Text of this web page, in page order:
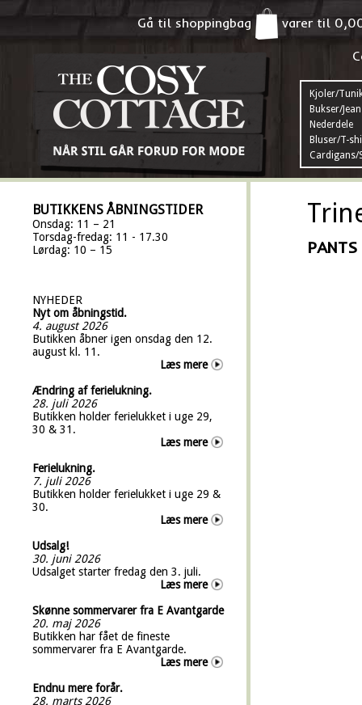
Gå til shoppingbag varer til
Kjoler/
Bukser/
Nederdele
Bluser/T-
Cardigans/
BUTIKKENS ÅBNINGSTIDER
Onsdag: 11 – 21
Torsdag-fredag: 11 - 17.30
Lørdag: 10 – 15
NYHEDER
Nyt om åbningstid.
4. august 2026
Butikken åbner igen onsdag den 12.
august kl. 11.
Læs mere
Ændring af ferielukning.
28. juli 2026
Butikken holder ferielukket i uge 29,
30 & 31.
Læs mere
Ferielukning.
7. juli 2026
Butikken holder ferielukket i uge 29 &
30.
Læs mere
Udsalg!
30. juni 2026
Udsalget starter fredag den 3. juli.
Læs mere
Skønne sommervarer fra E Avantgarde
20. maj 2026
Butikken har fået de fineste
sommervarer fra E Avantgarde.
Læs mere
Endnu mere forår.
28. marts 2026
PANTS